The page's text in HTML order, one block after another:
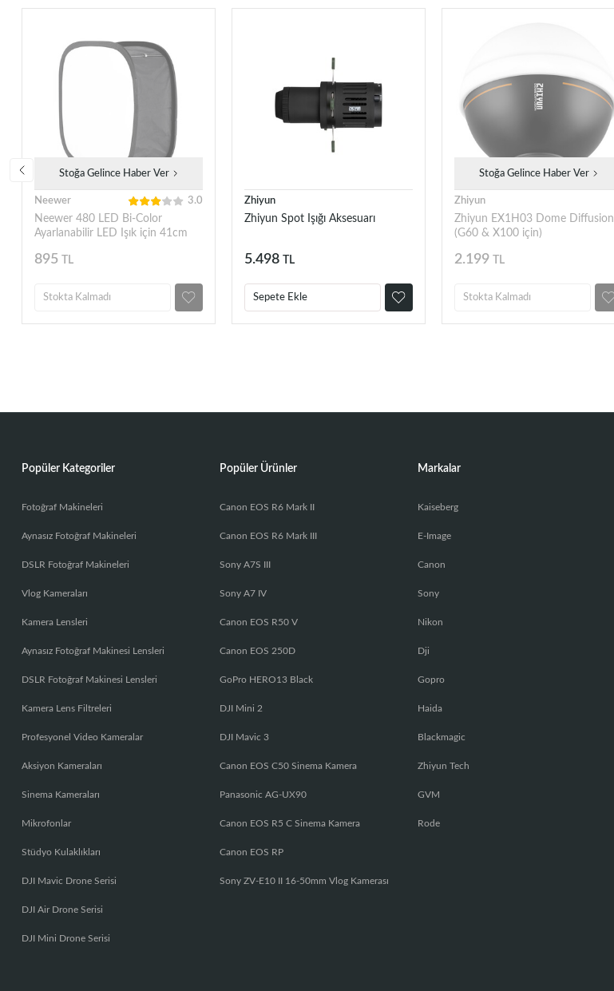
Stoğa Gelince Haber Ver
Neewer 3.0
Neewer 480 LED Bi-Color
Ayarlanabilir LED Işık için 41cm
(JYLED-500S için)
895 TL
Stokta Kalmadı
Zhiyun
Zhiyun Spot Işığı Aksesuarı
5.498 TL
Sepete Ekle
Stoğa Gelince Haber Ver
Zhiyun
Zhiyun EX1H03 Dome Diffusion
(G60 & X100 için)
2.199 TL
Stokta Kalmadı
Popüler Kategoriler
Fotoğraf Makineleri
Aynasız Fotoğraf Makineleri
DSLR Fotoğraf Makineleri
Vlog Kameraları
Kamera Lensleri
Aynasız Fotoğraf Makinesi Lensleri
DSLR Fotoğraf Makinesi Lensleri
Kamera Lens Filtreleri
Profesyonel Video Kameralar
Aksiyon Kameraları
Sinema Kameraları
Mikrofonlar
Stüdyo Kulaklıkları
DJI Mavic Drone Serisi
DJI Air Drone Serisi
DJI Mini Drone Serisi
Popüler Ürünler
Canon EOS R6 Mark II
Canon EOS R6 Mark III
Sony A7S III
Sony A7 IV
Canon EOS R50 V
Canon EOS 250D
GoPro HERO13 Black
DJI Mini 2
DJI Mavic 3
Canon EOS C50 Sinema Kamera
Panasonic AG-UX90
Canon EOS R5 C Sinema Kamera
Canon EOS RP
Sony ZV-E10 II 16-50mm Vlog Kamerası
Markalar
Kaiseberg
E-Image
Canon
Sony
Nikon
Dji
Gopro
Haida
Blackmagic
Zhiyun Tech
GVM
Rode